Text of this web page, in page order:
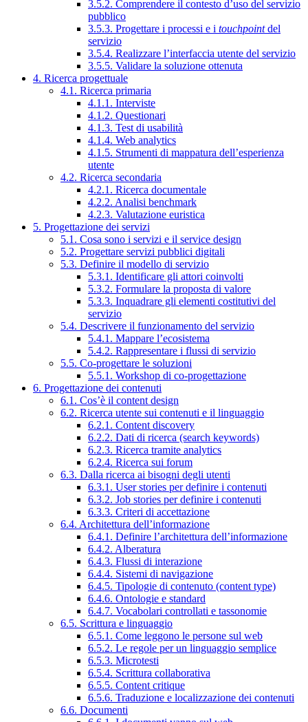
3.5.2. Comprendere il contesto d’uso del servizio
pubblico
3.5.3. Progettare i processi e i touchpointdel
servizio
3.5.4. Realizzare l’interfaccia utente del servizio
3.5.5. Validare la soluzione ottenuta
4. Ricerca progettuale
4.1. Ricerca primaria
4.1.1. Interviste
4.1.2. Questionari
4.1.3. Test di usabilità
4.1.4. Web analytics
4.1.5. Strumenti di mappatura dell’esperienza
utente
4.2. Ricerca secondaria
4.2.1. Ricerca documentale
4.2.2. Analisi benchmark
4.2.3. Valutazione euristica
5. Progettazione dei servizi
5.1. Cosa sono i servizi e il service design
5.2. Progettare servizi pubblici digitali
5.3. Definire il modello di servizio
5.3.1. Identificare gli attori coinvolti
5.3.2. Formulare la proposta di valore
5.3.3. Inquadrare gli elementi costitutivi del
servizio
5.4. Descrivere il funzionamento del servizio
5.4.1. Mappare l’ecosistema
5.4.2. Rappresentare i flussi di servizio
5.5. Co-progettare le soluzioni
5.5.1. Workshop di co-progettazione
6. Progettazione dei contenuti
6.1. Cos’è il content design
6.2. Ricerca utente sui contenuti e il linguaggio
6.2.1. Content discovery
6.2.2. Dati di ricerca (search keywords)
6.2.3. Ricerca tramite analytics
6.2.4. Ricerca sui forum
6.3. Dalla ricerca ai bisogni degli utenti
6.3.1. User stories per definire i contenuti
6.3.2. Job stories per definire i contenuti
6.3.3. Criteri di accettazione
6.4. Architettura dell’informazione
6.4.1. Definire l’architettura dell’informazione
6.4.2. Alberatura
6.4.3. Flussi di interazione
6.4.4. Sistemi di navigazione
6.4.5. Tipologie di contenuto (content type)
6.4.6. Ontologie e standard
6.4.7. Vocabolari controllati e tassonomie
6.5. Scrittura e linguaggio
6.5.1. Come leggono le persone sul web
6.5.2. Le regole per un linguaggio semplice
6.5.3. Microtesti
6.5.4. Scrittura collaborativa
6.5.5. Content critique
6.5.6. Traduzione e localizzazione dei contenuti
6.6. Documenti